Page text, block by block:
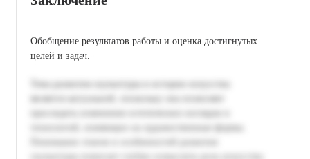
Обобщение результатов работы и оценка достигнутых
целей и задач.